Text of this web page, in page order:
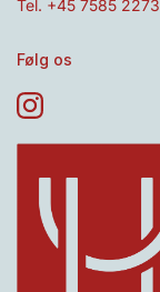
Tel. +45 7585 2273
Følg os